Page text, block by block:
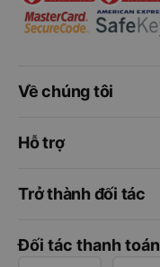
Về chúng tôi
Hỗ trợ
Trở thành đối tác
Đối tác thanh toán